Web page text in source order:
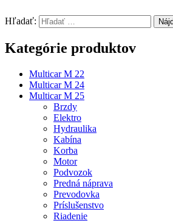
Hľadať:
Kategórie produktov
Multicar M 22
Multicar M 24
Multicar M 25
Brzdy
Elektro
Hydraulika
Kabína
Korba
Motor
Podvozok
Predná náprava
Prevodovka
Príslušenstvo
Riadenie